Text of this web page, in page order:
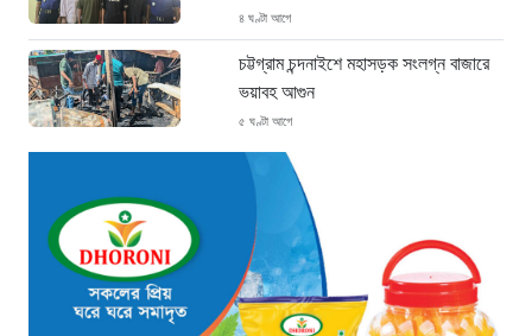
৪ ঘণ্টা আগে
চট্টগ্রাম চন্দনাইশে মহাসড়ক সংলগ্ন বাজারে
ভয়াবহ আগুন
৫ ঘণ্টা আগে
“হাসিনার অনুমতিতেই ইন্টারনেট বন্ধের
পরিকল্পনা বাস্তবায়ন করেন কাদের”
৫ ঘণ্টা আগে
“চাঁদপুরে ঝটিকা সফরে স্বাস্থ্যমন্ত্রী, সিভিল
সার্জনকে বদলির নির্দেশ”
৫ ঘণ্টা আগে